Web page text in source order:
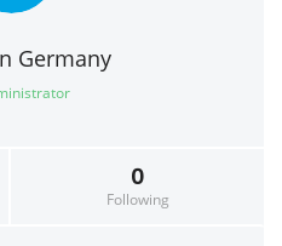
Germany
0
Following